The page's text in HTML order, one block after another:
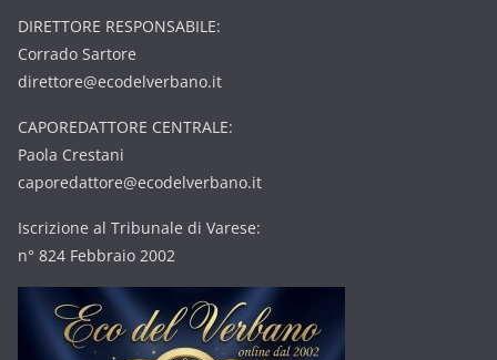
DIRETTORE RESPONSABILE:
Corrado Sartore
direttore@ecodelverbano.it
CAPOREDATTORE CENTRALE:
Paola Crestani
caporedattore@ecodelverbano.it
Iscrizione al Tribunale di Varese:
n° 824 Febbraio 2002